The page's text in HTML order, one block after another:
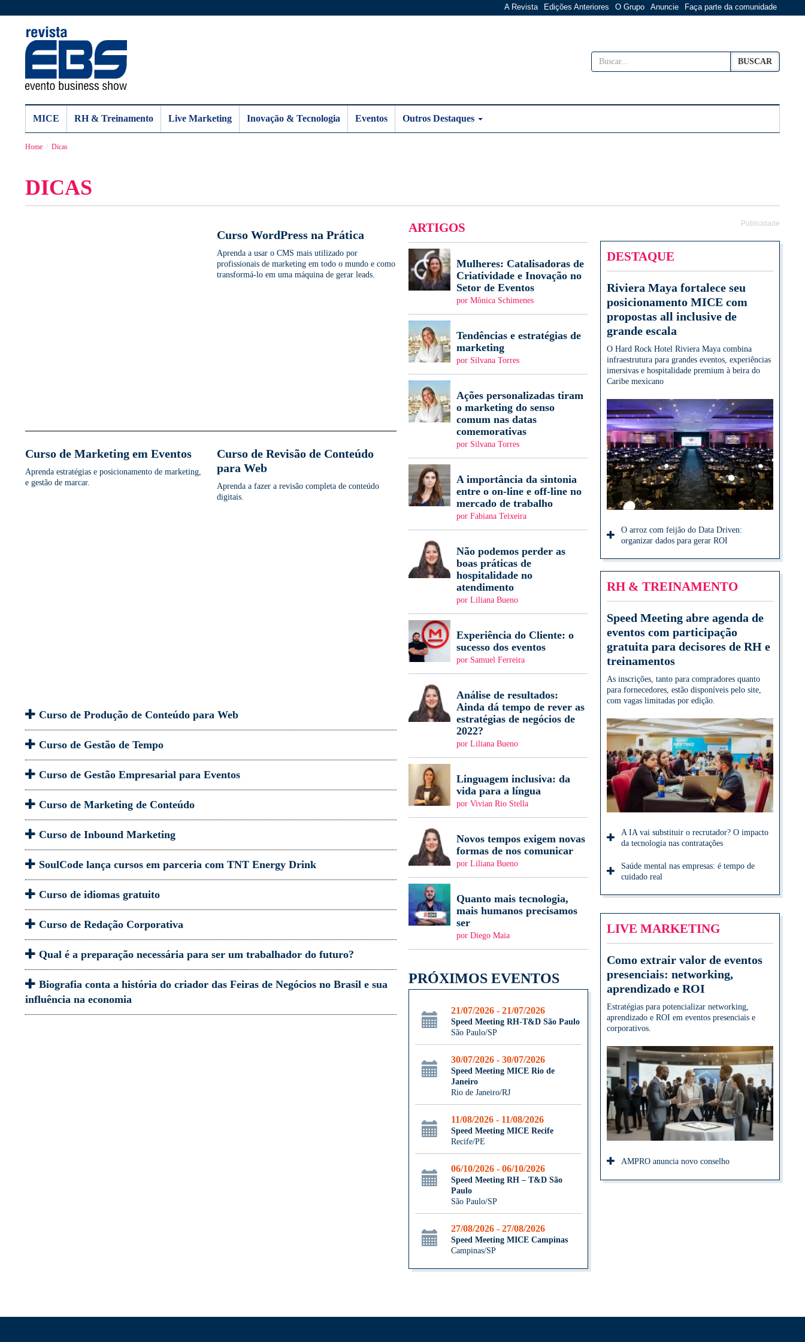
A Revista Edições Anteriores O Grupo Anuncie Faça parte da comunidade
BUSCAR
MICE RH & Treinamento Live Marketing Inovação & Tecnologia Eventos Outros Destaques
Home Dicas
DICAS
Curso WordPress na Prática
Aprenda a usar o CMS mais utilizado por
profissionais de marketing em todo o mundo e como
transformá-lo em uma máquina de gerar leads.
Curso de Marketing em Eventos
Aprenda estratégias e posicionamento de marketing,
e gestão de marcar.
Curso de Revisão de Conteúdo
para Web
Aprenda a fazer a revisão completa de conteúdo
digitais.
Curso de Produção de Conteúdo para Web
Curso de Gestão de Tempo
Curso de Gestão Empresarial para Eventos
Curso de Marketing de Conteúdo
Curso de Inbound Marketing
SoulCode lança cursos em parceria com TNT Energy Drink
Curso de idiomas gratuito
Curso de Redação Corporativa
Qual é a preparação necessária para ser um trabalhador do futuro?
Biografia conta a história do criador das Feiras de Negócios no Brasil e sua
influência na economia
ARTIGOS
Mulheres: Catalisadoras de
Criatividade e Inovação no
Setor de Eventos
por Mônica Schimenes
Tendências e estratégias de
marketing
por Silvana Torres
Ações personalizadas tiram
o marketing do senso
comum nas datas
comemorativas
por Silvana Torres
A importância da sintonia
entre o on-line e off-line no
mercado de trabalho
por Fabiana Teixeira
Não podemos perder as
boas práticas de
hospitalidade no
atendimento
por Liliana Bueno
Experiência do Cliente: o
sucesso dos eventos
por Samuel Ferreira
Análise de resultados:
Ainda dá tempo de rever as
estratégias de negócios de
2022?
por Liliana Bueno
Linguagem inclusiva: da
vida para a língua
por Vivian Rio Stella
Novos tempos exigem novas
formas de nos comunicar
por Liliana Bueno
Quanto mais tecnologia,
mais humanos precisamos
ser
por Diego Maia
PRÓXIMOS EVENTOS
21/07/2026 - 21/07/2026
Speed Meeting RH-T&D São Paulo
São Paulo/SP
30/07/2026 - 30/07/2026
Speed Meeting MICE Rio de
Janeiro
Rio de Janeiro/RJ
11/08/2026 - 11/08/2026
Speed Meeting MICE Recife
Recife/PE
06/10/2026 - 06/10/2026
Speed Meeting RH – T&D São
Paulo
São Paulo/SP
27/08/2026 - 27/08/2026
Speed Meeting MICE Campinas
Campinas/SP
Publicidade
DESTAQUE
Riviera Maya fortalece seu
posicionamento MICE com
propostas all inclusive de
grande escala
O Hard Rock Hotel Riviera Maya combina
infraestrutura para grandes eventos, experiências
imersivas e hospitalidade premium à beira do
Caribe mexicano
O arroz com feijão do Data Driven:
organizar dados para gerar ROI
RH & TREINAMENTO
Speed Meeting abre agenda de
eventos com participação
gratuita para decisores de RH e
treinamentos
As inscrições, tanto para compradores quanto
para fornecedores, estão disponíveis pelo site,
com vagas limitadas por edição.
A IA vai substituir o recrutador? O impacto
da tecnologia nas contratações
Saúde mental nas empresas: é tempo de
cuidado real
LIVE MARKETING
Como extrair valor de eventos
presenciais: networking,
aprendizado e ROI
Estratégias para potencializar networking,
aprendizado e ROI em eventos presenciais e
corporativos.
AMPRO anuncia novo conselho